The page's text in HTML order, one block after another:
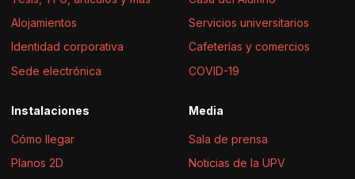
Alojamientos
Identidad corporativa
Sede electrónica
Servicios universitarios
Cafeterías y comercios
COVID-19
Instalaciones
Cómo llegar
Planos 2D
Media
Sala de prensa
Noticias de la UPV